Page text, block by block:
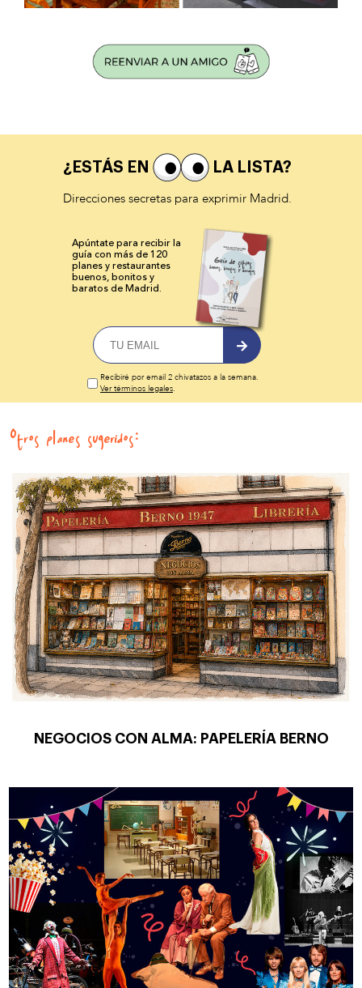
¿ESTÁS EN
LA LISTA?
Direcciones secretas para exprimir Madrid.
Apúntate para recibir la
guía con más de 120
planes y restaurantes
buenos, bonitos y
baratos de Madrid.
Recibiré por email 2 chivatazos a la semana.
Ver términos legales.
Otros planes sugeridos:
NEGOCIOS CON ALMA: PAPELERÍA BERNO